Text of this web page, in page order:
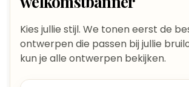
Kies jullie stijl. We tonen eerst de
ontwerpen die passen bij jullie
kun je alle ontwerpen bekijken.